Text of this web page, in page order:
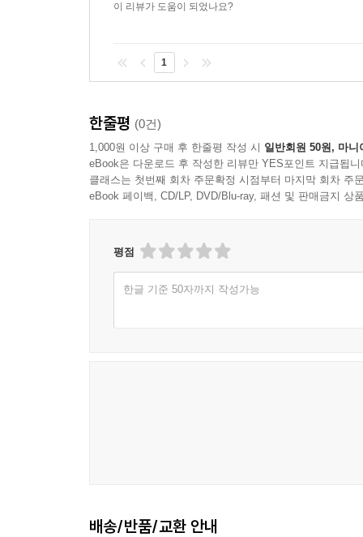
이 리뷰가 도움이 되었나요?
1
한줄평 (0건)
1,000원 이상 구매 후 한줄평 작성 시 일반회원 50원, 마니
eBook은 다운로드 후 작성한 리뷰만 YES포인트 지급됩니
클래스는 첫번째 회차 주문확정 시점부터 마지막 회차 주
eBook 페이백, CD/LP, DVD/Blu-ray, 패션 및 판매금지 상
평점
한글 기준 50자까지 작성가능
배송/반품/교환 안내